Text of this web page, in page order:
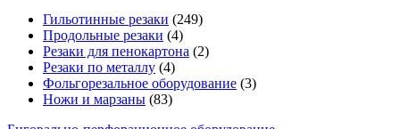
Гильотинные резаки (249)
Продольные резаки (4)
Резаки для пенокартона (2)
Резаки по металлу (4)
Фольгорезальное оборудование (3)
Ножи и марзаны (83)